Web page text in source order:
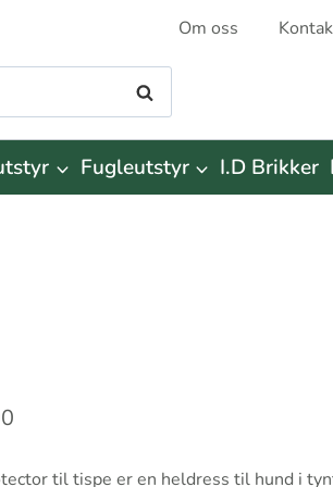
Om oss
Søk
Fugleutstyr I.D Brikker
til tispe er en heldress til hund i